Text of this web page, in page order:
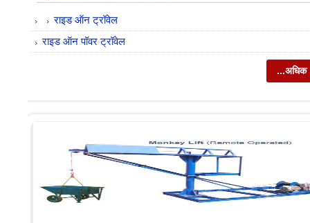
राइड ऑन ट्रॉवेल
राइड ऑन पॉवर ट्रॉवेल
...अधिक